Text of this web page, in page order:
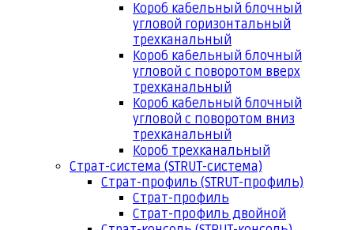
Короб кабельный блочный
угловой горизонтальный
трехканальный
Короб кабельный блочный
угловой с поворотом вверх
трехканальный
Короб кабельный блочный
угловой с поворотом вниз
трехканальный
Короб трехканальный
Страт-система (STRUT-система)
Страт-профиль (STRUT-профиль)
Страт-профиль
Страт-профиль двойной